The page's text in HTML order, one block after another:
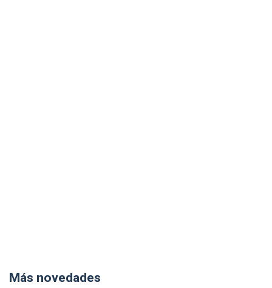
Más novedades